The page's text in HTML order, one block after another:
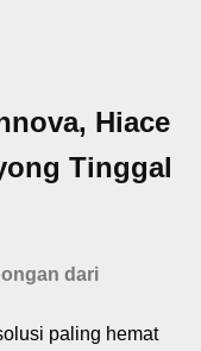
Hiace
Tinggal
dari
paling hemat